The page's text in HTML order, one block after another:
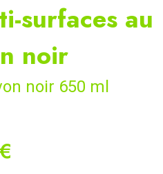
surfaces au
noir
noir 650 ml